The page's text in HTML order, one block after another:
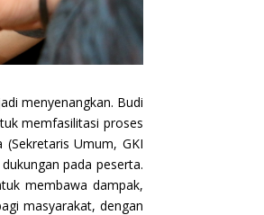
menyenangkan. Budi
memfasilitasi proses
Umum, GKI
pada peserta.
membawa dampak,
masyarakat, dengan